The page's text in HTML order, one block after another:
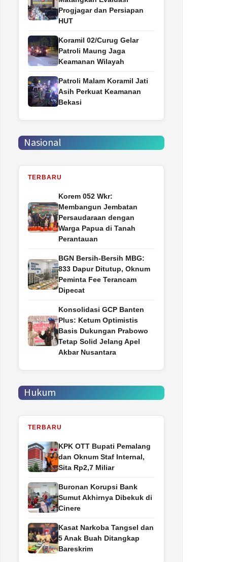
Progjagar dan Persiapan
HUT
Koramil 02/Curug Gelar
Patroli Maung Jaga
Keamanan Wilayah
Patroli Malam Koramil Jati
Asih Perkuat Keamanan
Bekasi
Nasional
TERBARU
Korem 052 Wkr:
Membangun Jembatan
Persaudaraan dengan
Warga Papua di Tanah
Perantauan
BGN Bersih-Bersih MBG:
833 Dapur Ditutup, Oknum
Peminta Fee Terancam
Dipecat
Konsolidasi GCP Banten
Plus: Ketum Optimistis
Basis Dukungan Prabowo
Tetap Solid Jelang Apel
Akbar Nusantara
Hukum
TERBARU
‎KPK OTT Bupati Pemalang
dan Oknum Staf Internal,
Sita Rp2,7 Miliar
Buronan Korupsi Bank
Sumut Akhirnya Dibekuk di
Cinere
Kasat Narkoba Tangsel dan
5 Anak Buah Ditangkap
Bareskrim